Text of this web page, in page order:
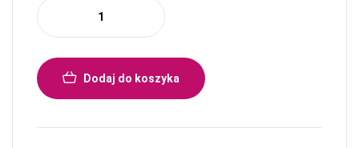
Dodaj do koszyka